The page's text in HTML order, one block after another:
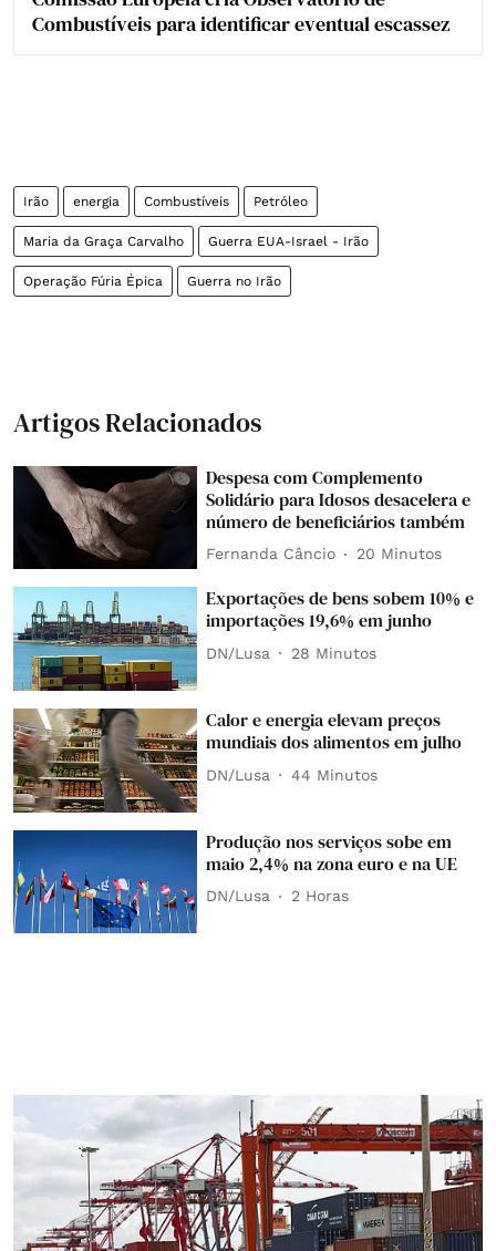
Combustíveis para identificar eventual escassez
Irão energia Combustíveis Petróleo
Maria da Graça Carvalho Guerra EUA-Israel - Irão
Operação Fúria Épica Guerra no Irão
Artigos Relacionados
Despesa com Complemento
Solidário para Idosos desacelera e
número de beneficiários também
Fernanda Câncio 20 Minutos
Exportações de bens sobem 10% e
importações 19,6% em junho
DN/Lusa 28 Minutos
Calor e energia elevam preços
mundiais dos alimentos em julho
DN/Lusa 44 Minutos
Produção nos serviços sobe em
maio 2,4% na zona euro e na UE
DN/Lusa 2 Horas